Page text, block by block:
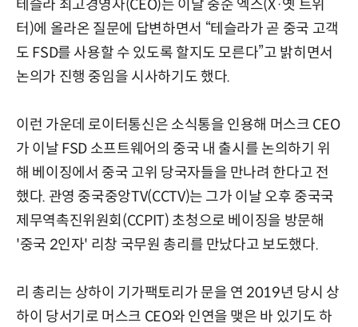
테슬라 최고경영자(CEO)는 이달 중순 엑스(X·옛 트위
터)에 올라온 질문에 답변하면서 “테슬라가 곧 중국 고객
도 FSD를 사용할 수 있도록 할지도 모른다”고 밝히면서
논의가 진행 중임을 시사하기도 했다.
이런 가운데 로이터통신은 소식통을 인용해 머스크 CEO
가 이날 FSD 소프트웨어의 중국 내 출시를 논의하기 위
해 베이징에서 중국 고위 당국자들을 만나려 한다고 전
했다. 관영 중국중앙TV(CCTV)는 그가 이날 오후 중국국
제무역촉진위원회(CCPIT) 초청으로 베이징을 방문해
'중국 2인자' 리창 국무원 총리를 만났다고 보도했다.
리 총리는 상하이 기가팩토리가 문을 연 2019년 당시 상
하이 당서기로 머스크 CEO와 인연을 맺은 바 있기도 하